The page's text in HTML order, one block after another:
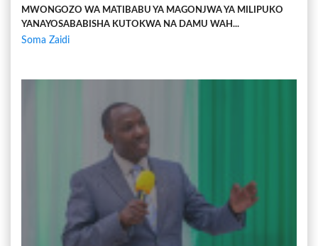
MWONGOZO WA MATIBABU YA MAGONJWA YA MILIPUKO
YANAYOSABABISHA KUTOKWA NA DAMU WAH...
Soma Zaidi